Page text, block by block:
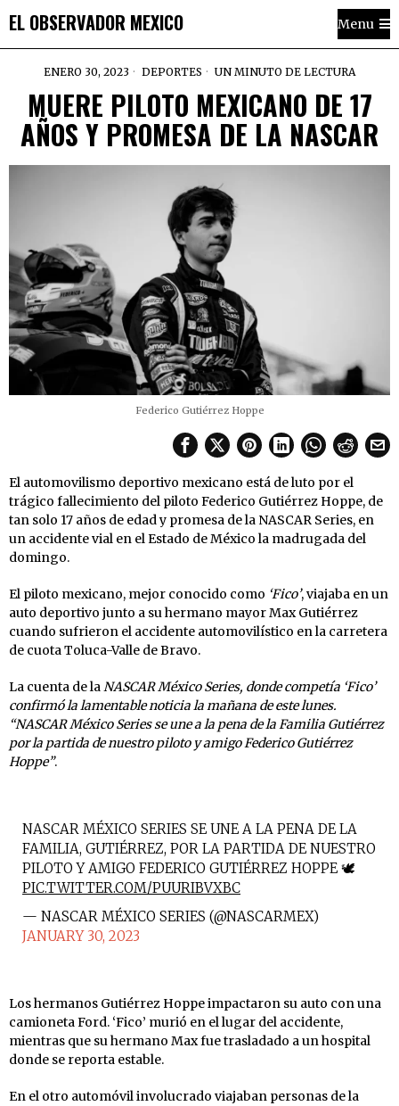
EL OBSERVADOR MEXICO Menu
ENERO 30, 2023 DEPORTES UN MINUTO DE LECTURA
MUERE PILOTO MEXICANO DE 17
AÑOS Y PROMESA DE LA NASCAR
Federico Gutiérrez Hoppe
El automovilismo deportivo mexicano está de luto por el
trágico fallecimiento del piloto Federico Gutiérrez Hoppe, de
tan solo 17 años de edad y promesa de la NASCAR Series, en
un accidente vial en el Estado de México la madrugada del
domingo.
El piloto mexicano, mejor conocido como ‘Fico’, viajaba en un
auto deportivo junto a su hermano mayor Max Gutiérrez
cuando sufrieron el accidente automovilístico en la carretera
de cuota Toluca-Valle de Bravo.
La cuenta de laNASCAR México Series, donde competía ‘Fico’
confirmó la lamentable noticia la mañana de este lunes.
“NASCAR México Series se une a la pena de la Familia Gutiérrez
por la partida de nuestro piloto y amigo Federico Gutiérrez
Hoppe”.
NASCAR MÉXICO SERIES SE UNE A LA PENA DE LA
FAMILIA, GUTIÉRREZ, POR LA PARTIDA DE NUESTRO
PILOTO Y AMIGO FEDERICO GUTIÉRREZ HOPPE 🕊
PIC.TWITTER.COM/PUURIBVXBC
— NASCAR MÉXICO SERIES (@NASCARMEX)
JANUARY 30, 2023
Los hermanos Gutiérrez Hoppe impactaron su auto con una
camioneta Ford. ‘Fico’ murió en el lugar del accidente,
mientras que su hermano Max fue trasladado a un hospital
donde se reporta estable.
En el otro automóvil involucrado viajaban personas de la